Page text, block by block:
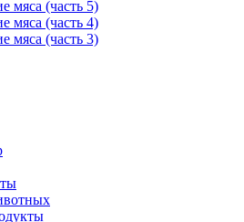
мяса (часть 5)
мяса (часть 4)
мяса (часть 3)